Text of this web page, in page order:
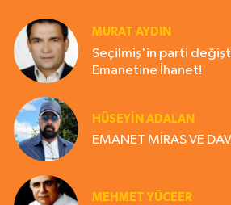
MURAT AYDIN
Seçilmiş'in parti
Emanetine İhanet!
HÜSEYIN ADALAN
EMANET MİRAS VE
MEHMET YÜCEER